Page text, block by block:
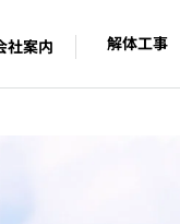
社案内 解体工事